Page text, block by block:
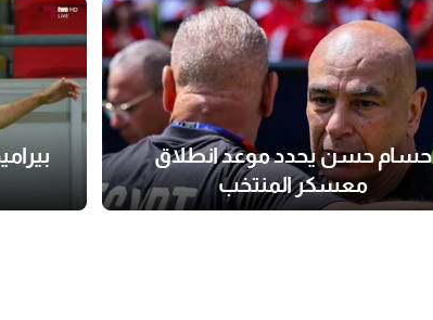
حسام حسن يحدد موعد انطلاق
معسكر المنتخب